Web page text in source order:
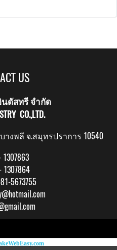
US
ดัสทรี จำกัด
CO.,LTD.
งพลี จ.สมุทรปราการ 10540
1307863
1307864
5673755